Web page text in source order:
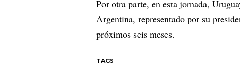
Por otra parte, en esta jornada,
Argentina, representado por su
próximos seis meses.
TAGS